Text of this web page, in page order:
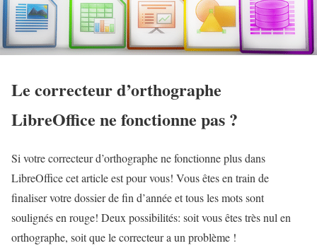
Le correcteur d’orthographe
LibreOffice ne fonctionne pas ?
Si votre correcteur d’orthographe ne fonctionne plus dans
LibreOffice cet article est pour vous! Vous êtes en train de
finaliser votre dossier de fin d’année et tous les mots sont
soulignés en rouge! Deux possibilités: soit vous êtes très nul en
orthographe, soit que le correcteur a un problème !